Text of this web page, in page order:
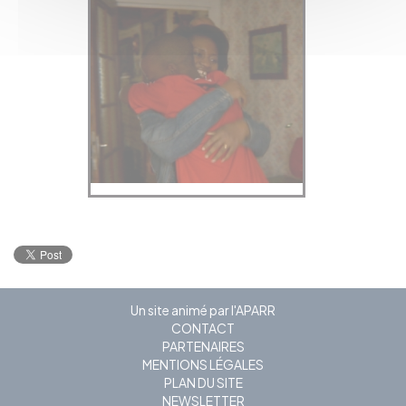
Un site animé par l'APARR
CONTACT
PARTENAIRES
MENTIONS LÉGALES
PLAN DU SITE
NEWSLETTER